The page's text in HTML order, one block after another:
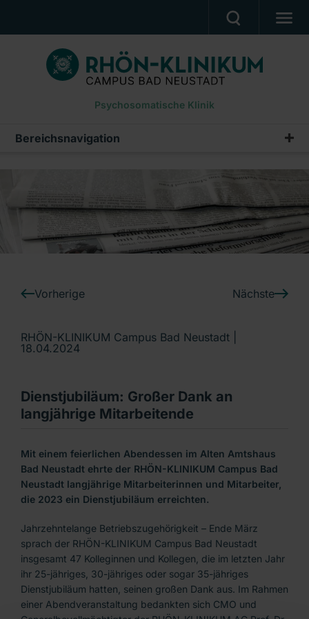
PATIENTEN UND ANGEHÖRIGE
BEHANDLUNGSANGEBOT
BERUF UND KARRIERE
PRESSE
Ein Unternehmen der RHÖN-KLINIKUM AG
Psychosomatische Klinik
Bereichsnavigation
Pressemeldungen
Vorherige Nächste
RHÖN-KLINIKUM Campus Bad Neustadt |
18.04.2024
Dienstjubiläum: Großer Dank an
langjährige Mitarbeitende
Mit einem feierlichen Abendessen im Alten Amtshaus
Bad Neustadt ehrte der RHÖN-KLINIKUM Campus Bad
Neustadt langjährige Mitarbeiterinnen und Mitarbeiter,
die 2023 ein Dienstjubiläum erreichten.
Jahrzehntelange Betriebszugehörigkeit – Ende März
sprach der RHÖN-KLINIKUM Campus Bad Neustadt
insgesamt 47 Kolleginnen und Kollegen, die im letzten Jahr
ihr 25-jähriges, 30-jähriges oder sogar 35-jähriges
Dienstjubiläum hatten, seinen großen Dank aus. Im Rahmen
einer Abendveranstaltung bedankten sich CMO und